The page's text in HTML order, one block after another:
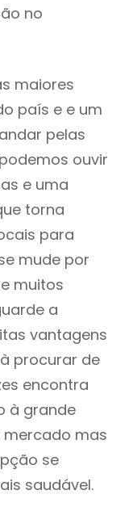
no
maiores
país e e um
pelas
ouvir
e uma
torna
para
mude por
muitos
a
vantagens
procurar de
encontra
à grande
mas
se
saudável.